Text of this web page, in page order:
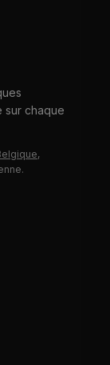
sur chaque